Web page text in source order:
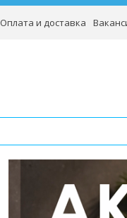
Оплата и доставка